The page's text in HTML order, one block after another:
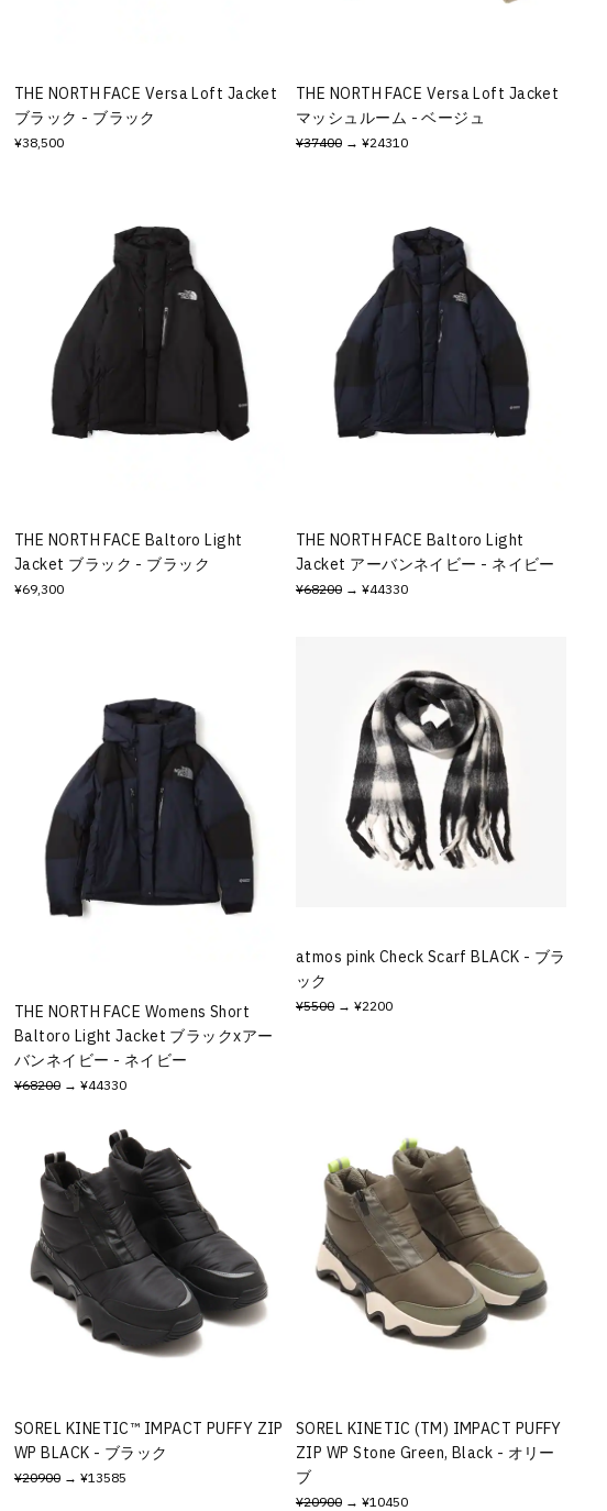
THE NORTH FACE Versa Loft Jacket
ブラック - ブラック
¥38,500
THE NORTH FACE Versa Loft Jacket
マッシュルーム - ベージュ
¥37400 → ¥24310
THE NORTH FACE Baltoro Light
Jacket ブラック - ブラック
¥69,300
THE NORTH FACE Baltoro Light
Jacket アーバンネイビー - ネイビー
¥68200 → ¥44330
THE NORTH FACE Womens Short
Baltoro Light Jacket ブラックxアー
バンネイビー - ネイビー
¥68200 → ¥44330
atmos pink Check Scarf BLACK - ブラ
ック
¥5500 → ¥2200
SOREL KINETIC™ IMPACT PUFFY ZIP
WP BLACK - ブラック
¥20900 → ¥13585
SOREL KINETIC (TM) IMPACT PUFFY
ZIP WP Stone Green, Black - オリー
ブ
¥20900 → ¥10450